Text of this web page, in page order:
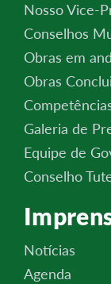
Nosso Vice-
Conselhos
Obras em
Obras
Galeria de
Equipe de
Conselho
Notícias
Agenda